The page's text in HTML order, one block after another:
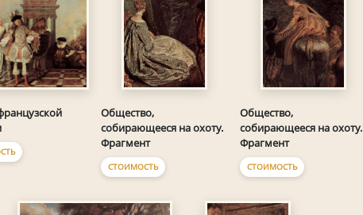
Общество,
собирающееся на охоту.
Фрагмент
СТОИМОСТЬ
Общество,
собирающееся на охоту.
Фрагмент
СТОИМОСТЬ